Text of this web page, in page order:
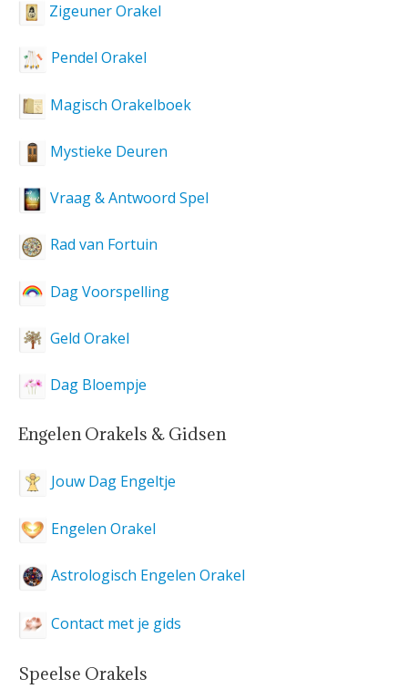
Zigeuner Orakel
Pendel Orakel
Magisch Orakelboek
Mystieke Deuren
Vraag & Antwoord Spel
Rad van Fortuin
Dag Voorspelling
Geld Orakel
Dag Bloempje
Engelen Orakels & Gidsen
Jouw Dag Engeltje
Engelen Orakel
Astrologisch Engelen Orakel
Contact met je gids
Speelse Orakels